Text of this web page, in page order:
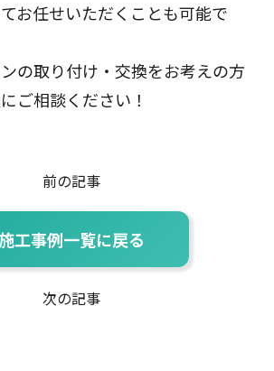
お任せいただくことも可能で
の取り付け・交換をお考えの方
ご相談ください！
前の記事
施工事例一覧に戻る
次の記事